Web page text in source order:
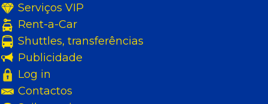
Serviços VIP
Rent-a-Car
Shuttles, transferências
Publicidade
Log in
Contactos